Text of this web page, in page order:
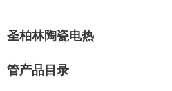
圣柏林陶瓷电热
管产品目录